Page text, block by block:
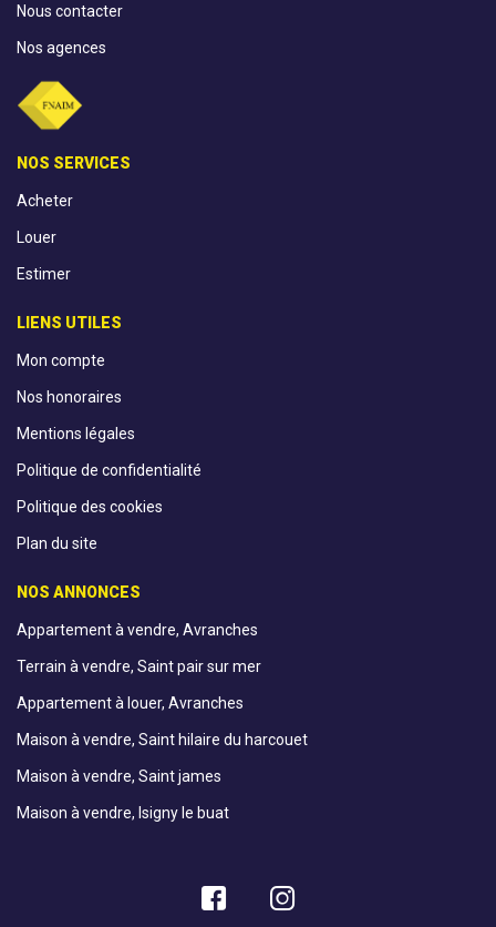
Nous contacter
Nos agences
NOS SERVICES
Acheter
Louer
Estimer
LIENS UTILES
Mon compte
Nos honoraires
Mentions légales
Politique de confidentialité
Politique des cookies
Plan du site
NOS ANNONCES
Appartement à vendre, Avranches
Terrain à vendre, Saint pair sur mer
Appartement à louer, Avranches
Maison à vendre, Saint hilaire du harcouet
Maison à vendre, Saint james
Maison à vendre, Isigny le buat